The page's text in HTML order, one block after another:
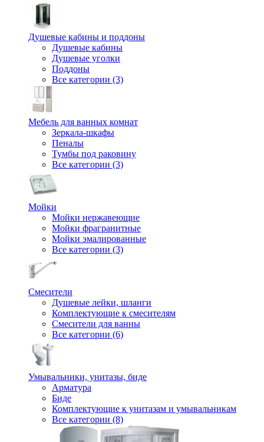
Душевые кабины и поддоны
Душевые кабины
Душевые уголки
Поддоны
Все категории (3)
Мебель для ванных комнат
Зеркала-шкафы
Пеналы
Тумбы под раковину
Все категории (3)
Мойки
Мойки нержавеющие
Мойки фрагранитные
Мойки эмалированные
Все категории (3)
Смесители
Душевые лейки, шланги
Комплектующие к смесителям
Смесители для ванны
Все категории (6)
Умывальники, унитазы, биде
Арматура
Биде
Комплектующие к унитазам и умывальникам
Все категории (8)